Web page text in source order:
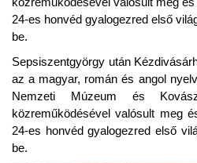
24-es honvéd gyalogezred első
be.
Sepsiszentgyörgy után
az a magyar, román és angol
Nemzeti Múzeum és
közreműködésével valósult meg
24-es honvéd gyalogezred első
be.